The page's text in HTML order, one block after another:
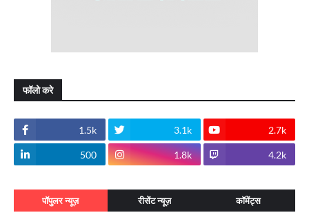
फॉलो करे
1.5k 3.1k 2.7k
500 1.8k 4.2k
पॉपुलर न्यूज़ रीसेंट न्यूज़ कॉमेंट्स